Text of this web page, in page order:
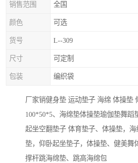
销售范围 全国
颜色 可选
货号 L--309
尺寸 可定制
包装 编织袋
厂家销健身垫 运动垫子 海绵 体操垫
100*50*5、海绵垫体操垫瑜伽垫舞蹈
起坐空翻垫子 体育垫子、体操垫，
垫，仰卧起坐垫子，体操垫、健美舞
撑杆跳海绵垫、跳高海绵包